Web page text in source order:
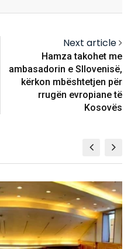
Next article
Hamza takohet me
ambasadorin e Sllovenisë,
kërkon mbështetjen për
rrugën evropiane të
Kosovës